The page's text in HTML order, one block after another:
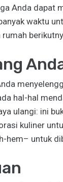
Anda dapat
waktu
hal-hal
ulangi: ini
kuliner
hem– untuk